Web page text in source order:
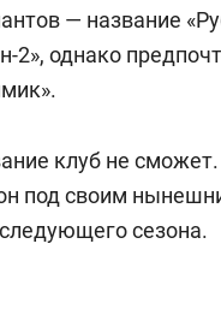
— название
2», однако
клуб не
под своим
сезона.